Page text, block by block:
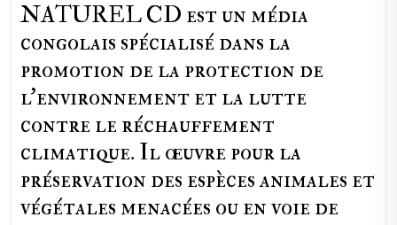
NATUREL CD est un média
congolais spécialisé dans la
promotion de la protection de
l’environnement et la lutte
contre le réchauffement
climatique. Il œuvre pour la
préservation des espèces animales et
végétales menacées ou en voie de